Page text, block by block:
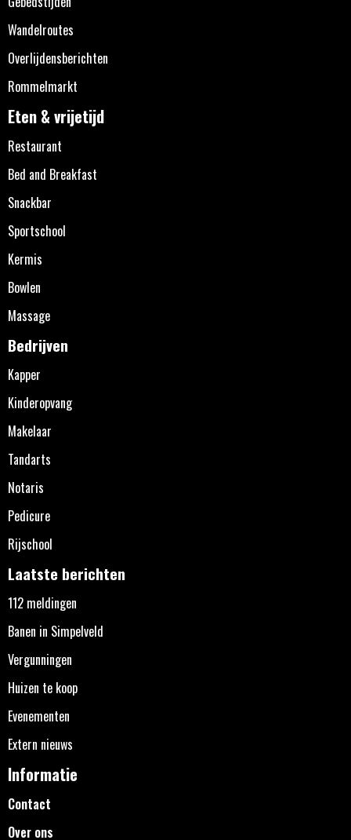
Wandelroutes
Overlijdensberichten
Rommelmarkt
Eten & vrijetijd
Restaurant
Bed and Breakfast
Snackbar
Sportschool
Kermis
Bowlen
Massage
Bedrijven
Kapper
Kinderopvang
Makelaar
Tandarts
Notaris
Pedicure
Rijschool
Laatste berichten
112 meldingen
Banen in Simpelveld
Vergunningen
Huizen te koop
Evenementen
Extern nieuws
Informatie
Contact
Over ons